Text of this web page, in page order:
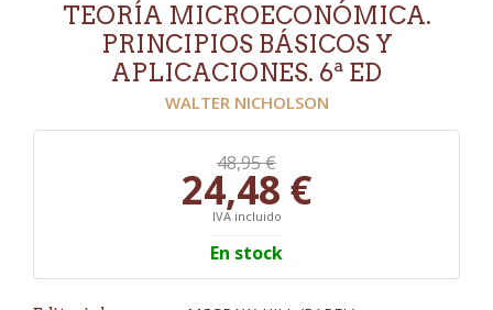
TEORÍA MICROECONÓMICA.
PRINCIPIOS BÁSICOS Y
APLICACIONES. 6ª ED
WALTER NICHOLSON
48,95 €
24,48 €
IVA incluido
En stock